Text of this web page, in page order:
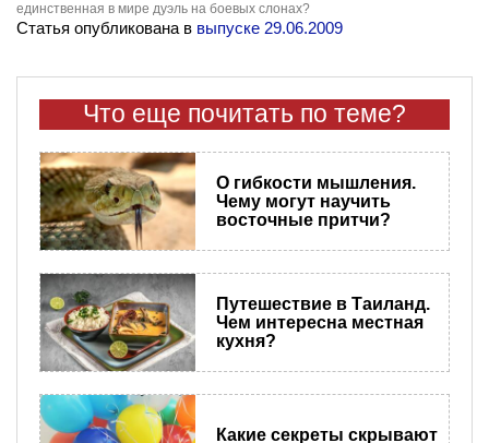
единственная в мире дуэль на боевых слонах?
Статья опубликована в выпуске 29.06.2009
Что еще почитать по теме?
О гибкости мышления.
Чему могут научить
восточные притчи?
Путешествие в Таиланд.
Чем интересна местная
кухня?
Какие секреты скрывают